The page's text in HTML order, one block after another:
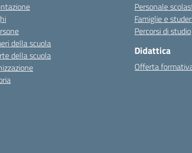
della scuola
della scuola
Personale
Famiglie e
Percorsi di studio
Didattica
Offerta